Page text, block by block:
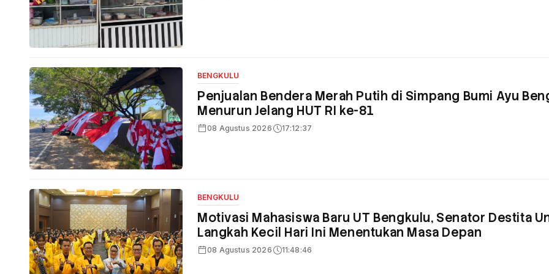
BENGKULU
Penjualan Bendera Merah Putih di Simpang Bumi Ayu
Menurun Jelang HUT RI ke-81
08 Agustus 2026 17:12:37
BENGKULU
Motivasi Mahasiswa Baru UT Bengkulu, Senator Destita
Langkah Kecil Hari Ini Menentukan Masa Depan
08 Agustus 2026 11:48:46